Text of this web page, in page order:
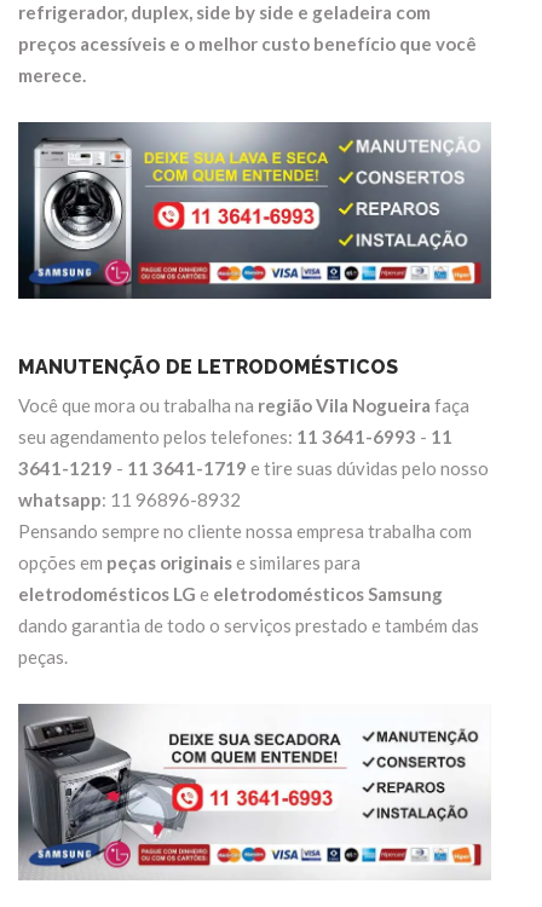
refrigerador, duplex, side by side e geladeira com
preços acessíveis e o melhor custo benefício que você
merece.
MANUTENÇÃO DE LETRODOMÉSTICOS
Você que mora ou trabalha na região Vila Nogueira faça
seu agendamento pelos telefones: 11 3641-6993 - 11
3641-1219 - 11 3641-1719 e tire suas dúvidas pelo nosso
whatsapp: 11 96896-8932
Pensando sempre no cliente nossa empresa trabalha com
opções em peças originaise similares para
eletrodomésticos LG e eletrodomésticos Samsung
dando garantia de todo o serviços prestado e também das
peças.